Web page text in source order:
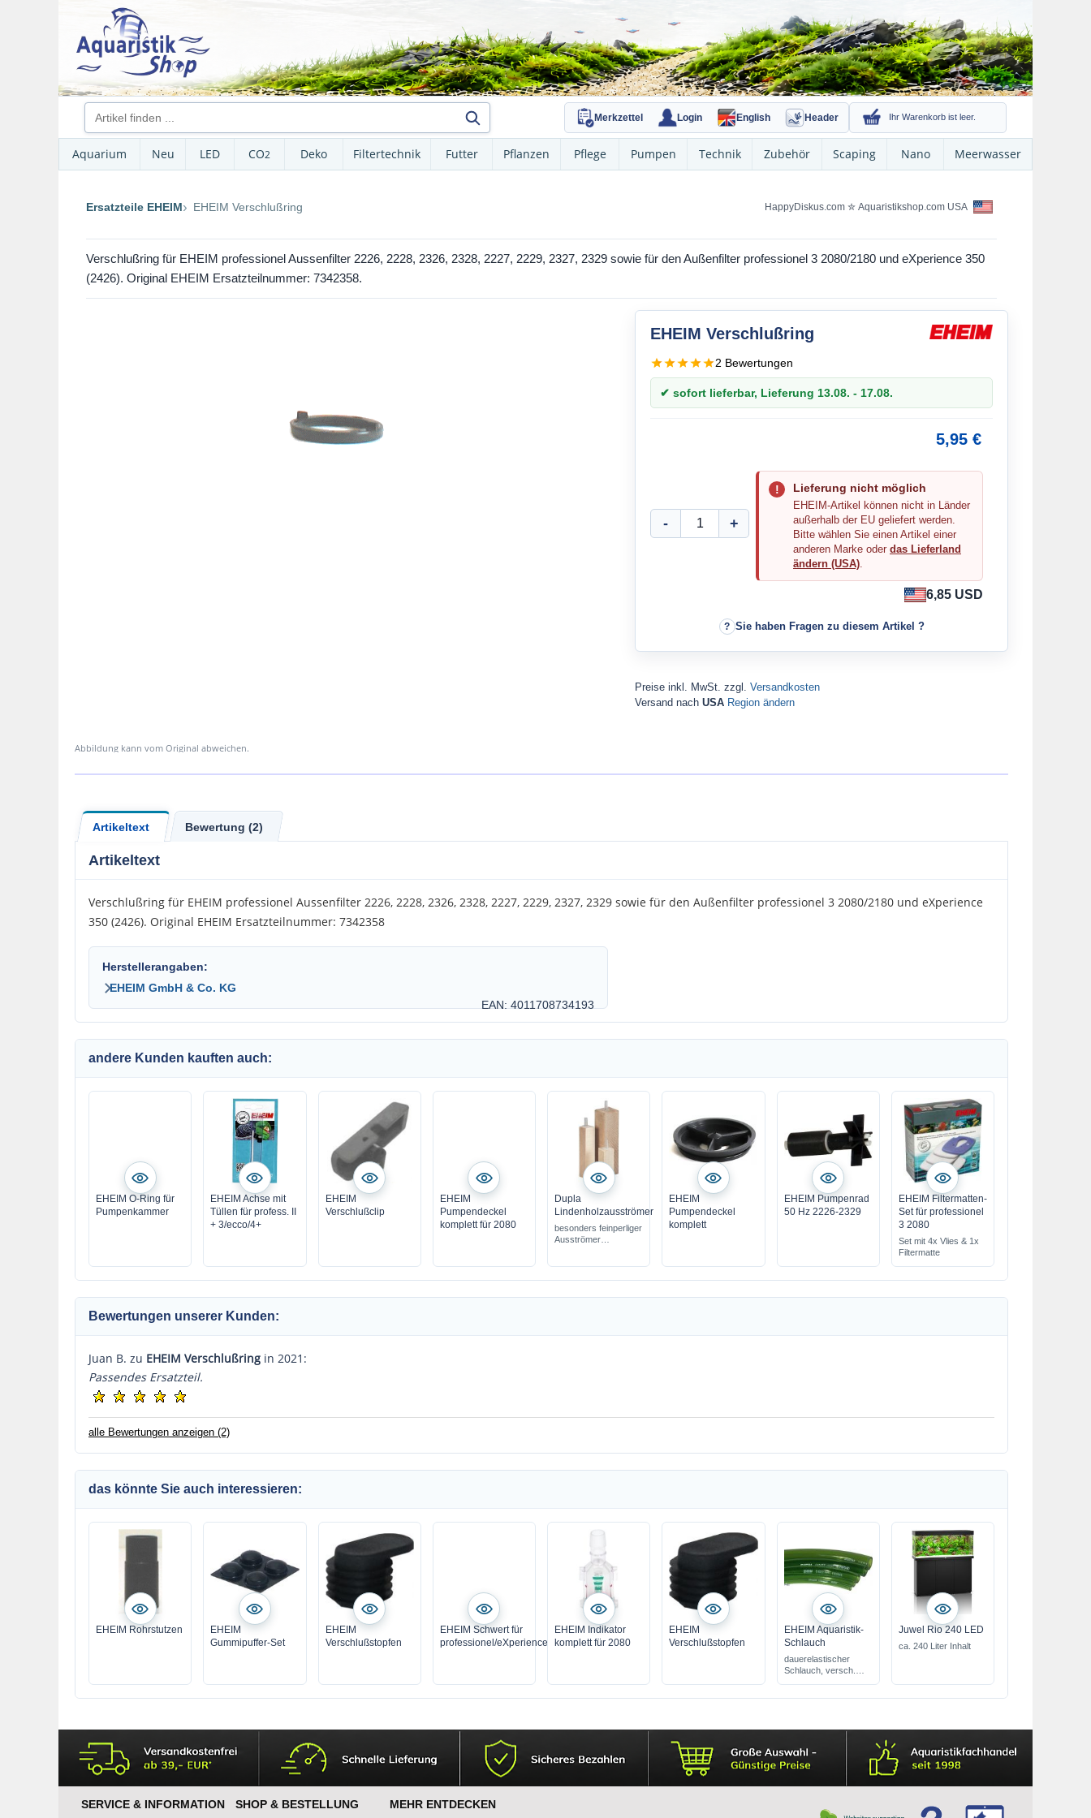
Merkzettel Login English Header Ihr Warenkorb ist leer.
Aquarium Neu LED CO2 Deko Filtertechnik Futter Pflanzen Pflege Pumpen Technik Zubehör Scaping Nano Meerwasser
Ersatzteile EHEIM EHEIM Verschlußring HappyDiskus.com ✮ Aquaristikshop.com USA
Verschlußring für EHEIM professionel Aussenfilter 2226, 2228, 2326, 2328, 2227, 2229, 2327, 2329 sowie für den Außenfilter professionel 3 2080/2180 und eXperience 350
(2426). Original EHEIM Ersatzteilnummer: 7342358.
Abbildung kann vom Original abweichen.
EHEIM Verschlußring
2 Bewertungen
✔ sofort lieferbar, Lieferung 13.08. - 17.08.
5,95 €
Lieferung nicht möglich
EHEIM-Artikel können nicht in Länder
außerhalb der EU geliefert werden.
Bitte wählen Sie einen Artikel einer
anderen Marke oder das Lieferland
ändern (USA).
6,85 USD
Sie haben Fragen zu diesem Artikel ?
Preise inkl. MwSt. zzgl. Versandkosten
Versand nach USA Region ändern
Artikeltext Bewertung (2)
Artikeltext
Verschlußring für EHEIM professionel Aussenfilter 2226, 2228, 2326, 2328, 2227, 2229, 2327, 2329 sowie für den Außenfilter professionel 3 2080/2180 und eXperience
350 (2426). Original EHEIM Ersatzteilnummer: 7342358
Herstellerangaben:
EHEIM GmbH & Co. KG
EAN: 4011708734193
andere Kunden kauften auch:
EHEIM O-Ring für
Pumpenkammer
EHEIM Achse mit
Tüllen für profess. II
+ 3/ecco/4+
EHEIM
Verschlußclip
EHEIM
Pumpendeckel
komplett für 2080
Dupla
Lindenholzausströmer
besonders feinperliger
Ausströmer
EHEIM
Pumpendeckel
komplett
EHEIM Pumpenrad
50 Hz 2226-2329
EHEIM Filtermatten-
Set für professionel
3 2080
Set mit 4x Vlies & 1x
Filtermatte
Bewertungen unserer Kunden:
Juan B. zu EHEIM Verschlußring in 2021:
Passendes Ersatzteil.
alle Bewertungen anzeigen (2)
das könnte Sie auch interessieren:
EHEIM Rohrstutzen
EHEIM
Gummipuffer-Set
EHEIM
Verschlußstopfen
EHEIM Schwert für
professionel/eXperience
EHEIM Indikator
komplett für 2080
EHEIM
Verschlußstopfen
EHEIM Aquaristik-
Schlauch
dauerelastischer
Schlauch, versch.
Juwel Rio 240 LED
ca. 240 Liter Inhalt
SERVICE & INFORMATION SHOP & BESTELLUNG MEHR ENTDECKEN